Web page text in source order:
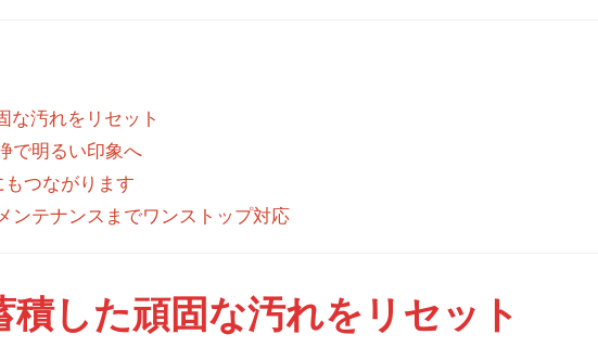
な汚れをリセット
で明るい印象へ
つながります
ンテナンスまでワンストップ対応
積した頑固な汚れをリセット